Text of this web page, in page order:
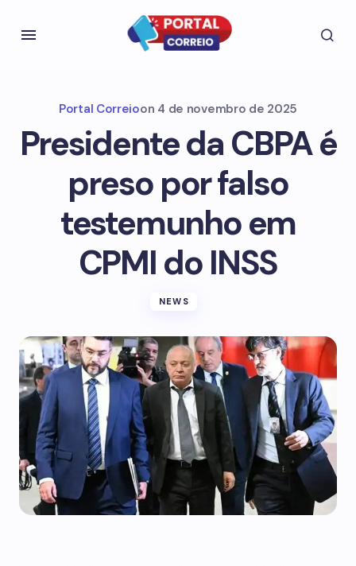
Portal Correioon 4 de novembro de 2025
Presidente da CBPA é
preso por falso
testemunho em
CPMI do INSS
NEWS